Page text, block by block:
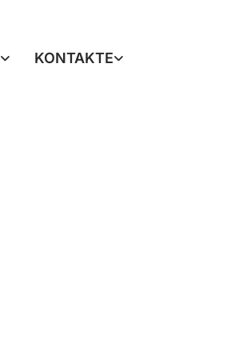
KONTAKTE